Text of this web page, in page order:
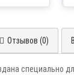
Отзывов (0)